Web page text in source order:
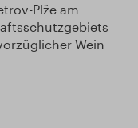
Plže am
Wein